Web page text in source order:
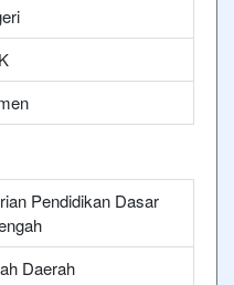
Pendidikan Dasar
Daerah